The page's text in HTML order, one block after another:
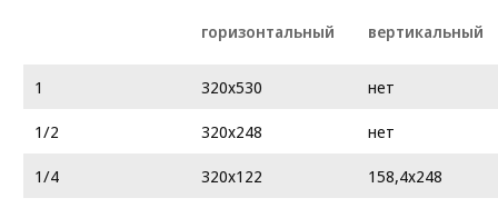
горизонтальный вертикальный
1 320х530
нет
1/2
320х248
нет
1/4
320х122
158,4x248